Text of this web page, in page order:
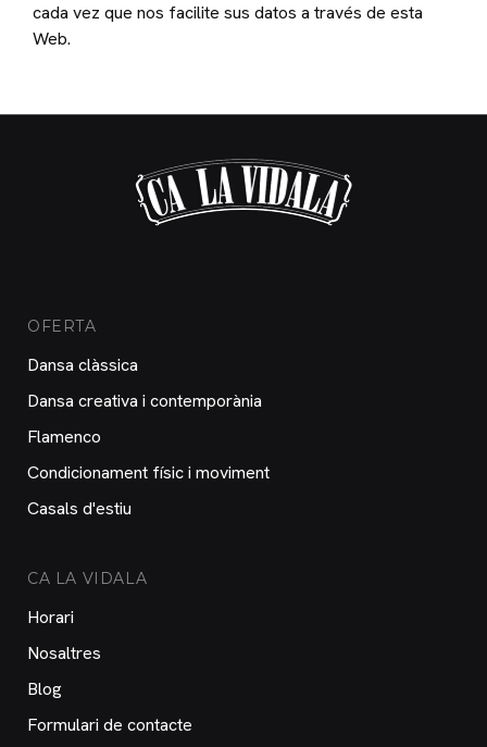
cada vez que nos facilite sus datos a través de esta
Web.
OFERTA
Dansa clàssica
Dansa creativa i contemporània
Flamenco
Condicionament físic i moviment
Casals d'estiu
CA LA VIDALA
Horari
Nosaltres
Blog
Formulari de contacte